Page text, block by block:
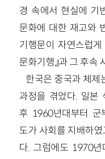
경 속에서 현실에 기
문화에 대한 재고와
기행문이 자연스럽
문화기행』과 그 후속
한국은 중국과 체제
과정을 겪었다. 일본
후 1960년대부터 군
도가 사회를 지배하
다. 그럼에도 1970